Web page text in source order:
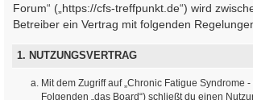
Forum“ („https://cfs-treffpunkt.de“) wird
Betreiber ein Vertrag mit folgenden
1. NUTZUNGSVERTRAG
Mit dem Zugriff auf „Chronic Fatigue Syndrome -
Folgenden „das Board“) schließt du einen